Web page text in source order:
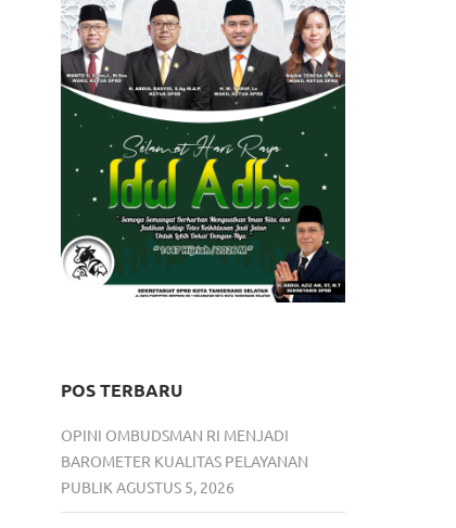
POS TERBARU
OPINI OMBUDSMAN RI MENJADI
BAROMETER KUALITAS PELAYANAN
PUBLIK AGUSTUS 5, 2026